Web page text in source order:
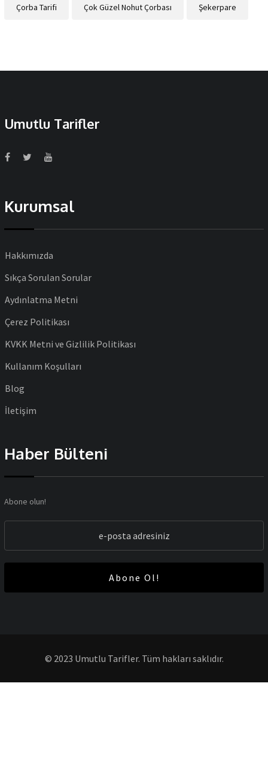
Çorba Tarifi Çok Güzel Nohut Çorbası Şekerpare
Umutlu Tarifler
Kurumsal
Hakkımızda
Sıkça Sorulan Sorular
Aydınlatma Metni
Çerez Politikası
KVKK Metni ve Gizlilik Politikası
Kullanım Koşulları
Blog
İletişim
Haber Bülteni
Abone olun!
Abone Ol!
© 2023 Umutlu Tarifler. Tüm hakları saklıdır.